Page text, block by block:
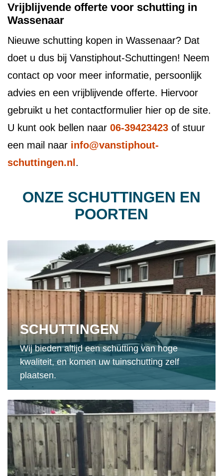
Vrijblijvende offerte voor schutting in
Wassenaar
Nieuwe schutting kopen in Wassenaar? Dat
doet u dus bij Vanstiphout-Schuttingen! Neem
contact op voor meer informatie, persoonlijk
advies en een vrijblijvende offerte. Hiervoor
gebruikt u het contactformulier hier op de site.
U kunt ook bellen naar 06-39423423 of stuur
een mail naar info@vanstiphout-
schuttingen.nl .
ONZE SCHUTTINGEN EN
POORTEN
SCHUTTINGEN
Wij bieden altijd een schutting van hoge
kwaliteit, en komen uw tuinschutting zelf
plaatsen.